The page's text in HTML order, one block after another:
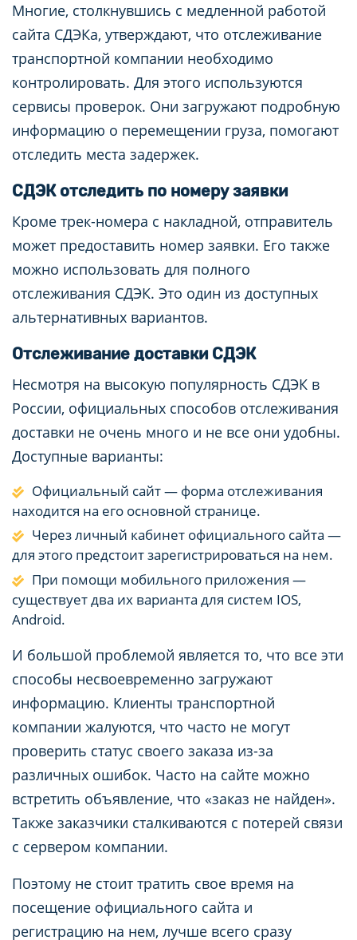
Многие, столкнувшись с медленной работой
сайта СДЭКа, утверждают, что отслеживание
транспортной компании необходимо
контролировать. Для этого используются
сервисы проверок. Они загружают подробную
информацию о перемещении груза, помогают
отследить места задержек.
СДЭК отследить по номеру заявки
Кроме трек-номера с накладной, отправитель
может предоставить номер заявки. Его также
можно использовать для полного
отслеживания СДЭК. Это один из доступных
альтернативных вариантов.
Отслеживание доставки СДЭК
Несмотря на высокую популярность СДЭК в
России, официальных способов отслеживания
доставки не очень много и не все они удобны.
Доступные варианты:
Официальный сайт — форма отслеживания
находится на его основной странице.
Через личный кабинет официального сайта —
для этого предстоит зарегистрироваться на нем.
При помощи мобильного приложения —
существует два их варианта для систем IOS,
Android.
И большой проблемой является то, что все эти
способы несвоевременно загружают
информацию. Клиенты транспортной
компании жалуются, что часто не могут
проверить статус своего заказа из-за
различных ошибок. Часто на сайте можно
встретить объявление, что «заказ не найден».
Также заказчики сталкиваются с потерей связи
с сервером компании.
Поэтому не стоит тратить свое время на
посещение официального сайта и
регистрацию на нем, лучше всего сразу